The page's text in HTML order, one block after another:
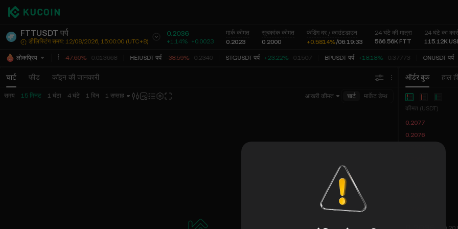
FTTUSDT पर्प
डीलिस्टिंग समय: 12/08/2026, 15:00:00 (UTC+8)
0.2036
+1.14% +0.0023
मार्क कीमत
0.2023
सूचकांक कीमत
0.2000
फंडिंग दर / काउंटडाउन
+0.5814%/06:19:33
24 घंटे की मात्रा
566.56K FTT
24 घंटे का
115.12K
लोकप्रिय
BLESSUSDT पर्प -47.60% 0.013668 HEIUSDT पर्प -38.59% 0.2340 STGUSDT पर्प +23.22% 0.1507 BPUSDT पर्प +18.18% 0.37773 ONUSDT पर्प
चार्ट फीड कॉइन की जानकारी ऑर्डर बुक हाल
समय 15 मिनट 1 घंटा 4 घंटे 1 दिन 1 सप्ताह आखरी कीमत चार्ट मार्केट डेप्थ
कीमत (USDT)
0.2077
0.2076